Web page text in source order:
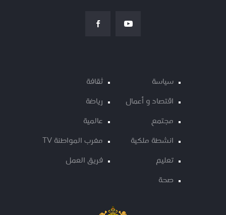
سياسة
اقتصاد و أعمال
مجتمع
انشطة ملكية
تعليم
صحة
ثقافة
رياضة
عالمية
مغرب المواطنة TV
فريق العمل